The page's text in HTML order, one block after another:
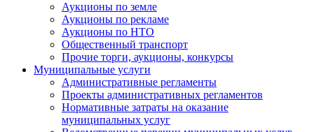
Аукционы по земле
Аукционы по рекламе
Аукционы по НТО
Общественный транспорт
Прочие торги, аукционы, конкурсы
Муниципальные услуги
Административные регламенты
Проекты административных регламентов
Нормативные затраты на оказание
муниципальных услуг